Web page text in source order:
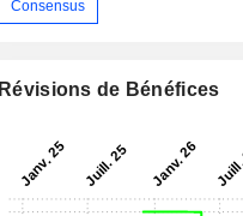
Consensus
Révisions de Bénéfices